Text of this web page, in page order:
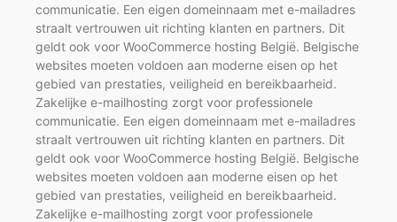
communicatie. Een eigen domeinnaam met e-mailadres
straalt vertrouwen uit richting klanten en partners. Dit
geldt ook voor WooCommerce hosting België. Belgische
websites moeten voldoen aan moderne eisen op het
gebied van prestaties, veiligheid en bereikbaarheid.
Zakelijke e-mailhosting zorgt voor professionele
communicatie. Een eigen domeinnaam met e-mailadres
straalt vertrouwen uit richting klanten en partners. Dit
geldt ook voor WooCommerce hosting België. Belgische
websites moeten voldoen aan moderne eisen op het
gebied van prestaties, veiligheid en bereikbaarheid.
Zakelijke e-mailhosting zorgt voor professionele